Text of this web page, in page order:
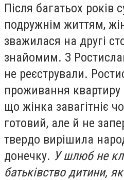
Після багатьох
подружнім життям,
зважилася на другі
знайомим. З
не реєстрували.
проживання
що жінка завагітніє
готовий, але й не
твердо вирішила
донечку. У шлюб не
батьківство дитини,